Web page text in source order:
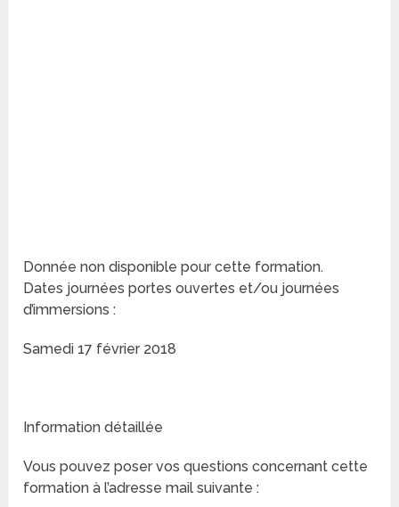
Donnée non disponible pour cette formation.
Dates journées portes ouvertes et/ou journées
d’immersions :
Samedi 17 février 2018
Information détaillée
Vous pouvez poser vos questions concernant cette
formation à l’adresse mail suivante :